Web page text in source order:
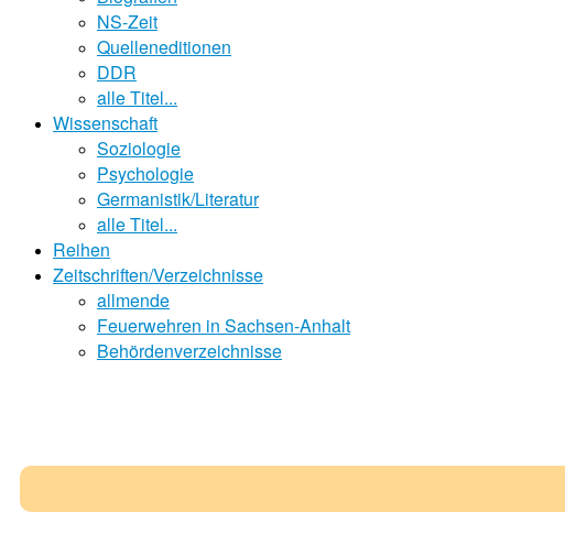
NS-Zeit
Quelleneditionen
DDR
alle Titel...
Wissenschaft
Soziologie
Psychologie
Germanistik/Literatur
alle Titel...
Reihen
Zeitschriften/Verzeichnisse
allmende
Feuerwehren in Sachsen-Anhalt
Behördenverzeichnisse